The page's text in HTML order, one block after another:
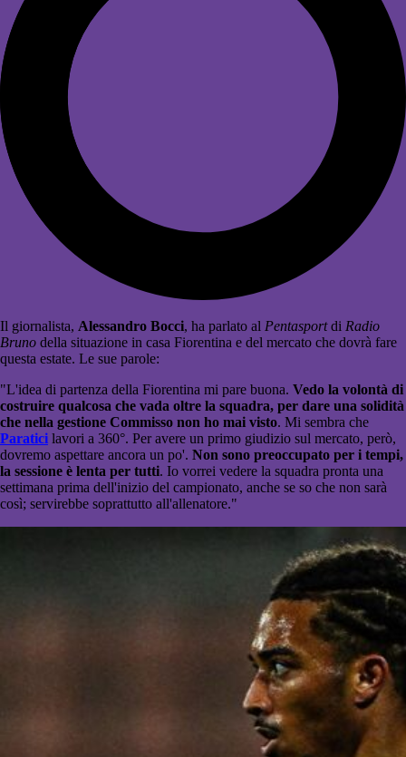
Il giornalista, Alessandro Bocci, ha parlato al Pentasportdi Radio
Bruno della situazione in casa Fiorentina e del mercato che dovrà fare
questa estate. Le sue parole:
"L'idea di partenza della Fiorentina mi pare buona. Vedo la volontà di
costruire qualcosa che vada oltre la squadra, per dare una solidità
che nella gestione Commisso non ho mai visto. Mi sembra che
Paratici lavori a 360°. Per avere un primo giudizio sul mercato, però,
dovremo aspettare ancora un po'. Non sono preoccupato per i tempi,
la sessione è lenta per tutti. Io vorrei vedere la squadra pronta una
settimana prima dell'inizio del campionato, anche se so che non sarà
così; servirebbe soprattutto all'allenatore."